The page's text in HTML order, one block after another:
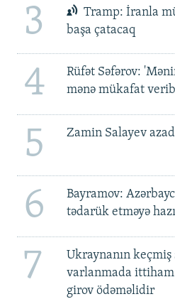
3
Tramp: İranla
başa çatacaq
4
Rüfət Səfərov:
mənə mükafat
5 Zamin Salayev
6
Bayramov:
tədarük etməyə
7
Ukraynanın
varlanmada
girov ödəməlidir